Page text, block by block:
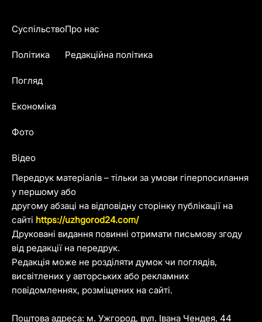
Передрук матеріалів – тільки за умови гіперпосилання
у першому або
другому абзаці на відповідну сторінку публікації на
сайті https://uzhgorod24.com/
Друковані видання повинні отримати письмову згоду
від редакції на передрук.
Редакція може не розділяти думок чи поглядів,
висвітлених у авторських або рекламних
повідомленнях, розміщених на сайті.
Поштова адреса: м. Ужгород, вул. Івана Чендея, 44
Суспільство
Політика
Погляд
Економіка
Фото
Відео
Про нас
Редакційна політика